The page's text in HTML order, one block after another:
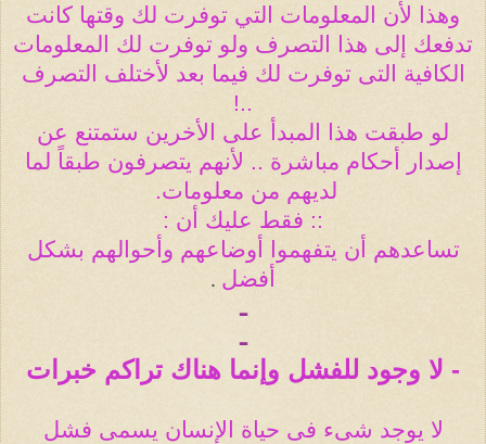
وهذا لأن المعلومات التي توفرت لك وقتها كانت
تدفعك إلى هذا التصرف ولو توفرت لك المعلومات
الكافية التى توفرت لك فيما بعد لأختلف التصرف
..!
لو طبقت هذا المبدأ على الأخرين ستمتنع عن
إصدار أحكام مباشرة .. لأنهم يتصرفون طبقاً لما
لديهم من معلومات.
:: فقط عليك أن :
تساعدهم أن يتفهموا أوضاعهم وأحوالهم بشكل
أفضل .
ـ
ـ
- لا وجود للفشل وإنما هناك تراكم خبرات
لا يوجد شىء فى حياة الإنسان يسمى فشل